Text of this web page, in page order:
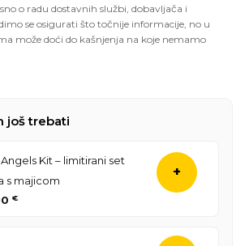
o radu dostavnih službi, dobavljača i
se osigurati što točnije informacije, no u
može doći do kašnjenja na koje nemamo
još trebati
Kit – limitirani set
s majicom
€
+